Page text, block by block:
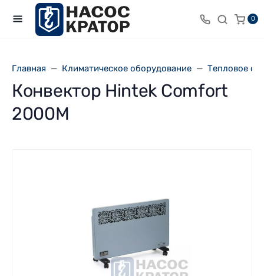
0
Главная Климатическое оборудование Тепловое
Конвектор Hintek Comfort
2000M